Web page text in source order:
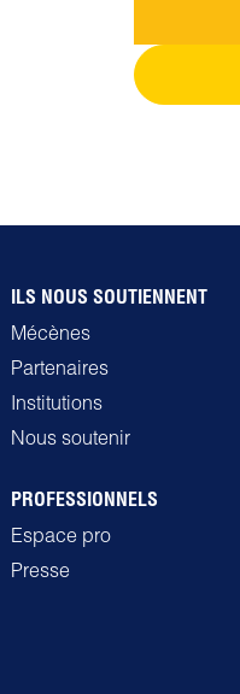
ILS NOUS SOUTIENNENT
Mécènes
Partenaires
Institutions
Nous soutenir
PROFESSIONNELS
Espace pro
Presse